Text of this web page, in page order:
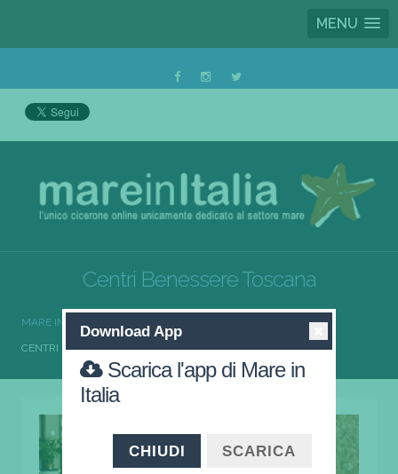
MENU
Centri Benessere Toscana
MARE IN ITALIA
CENTRI BENESSERE TOSCANA
Download App
Scarica l'app di Mare in
Italia
CHIUDI SCARICA